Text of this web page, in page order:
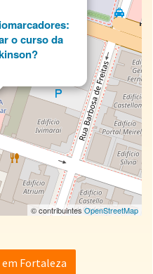
o curso da
© contribuintesOpenStreetMap
Fortaleza